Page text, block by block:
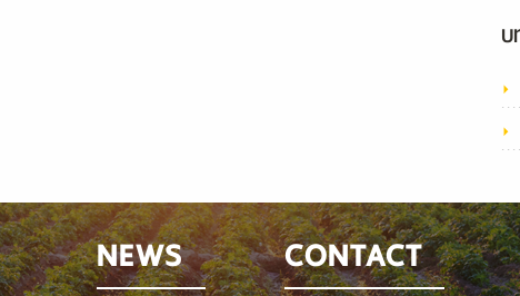
NEWS CONTACT